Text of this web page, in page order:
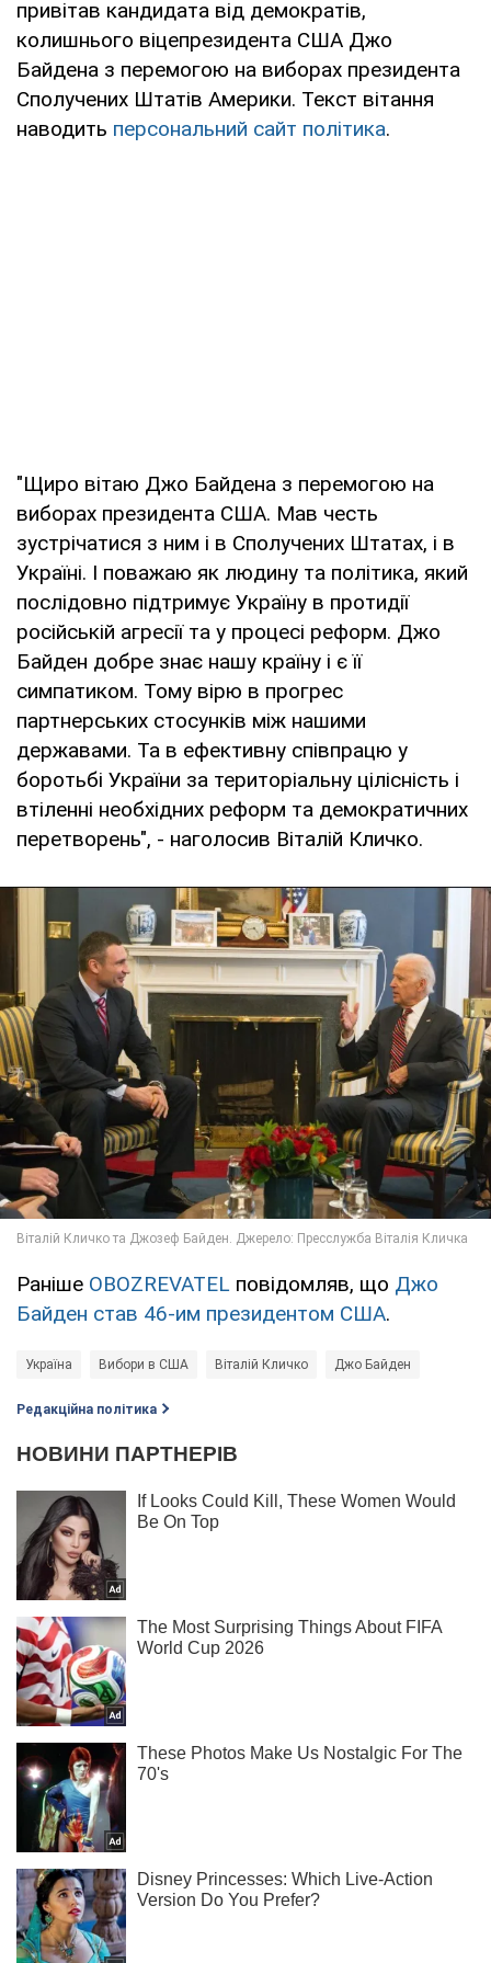
привітав кандидата від демократів,
колишнього віцепрезидента США Джо
Байдена з перемогою на виборах президента
Сполучених Штатів Америки. Текст вітання
наводить персональний сайт політика.
"Щиро вітаю Джо Байдена з перемогою на
виборах президента США. Мав честь
зустрічатися з ним і в Сполучених Штатах, і в
Україні. І поважаю як людину та політика, який
послідовно підтримує Україну в протидії
російській агресії та у процесі реформ. Джо
Байден добре знає нашу країну і є її
симпатиком. Тому вірю в прогрес
партнерських стосунків між нашими
державами. Та в ефективну співпрацю у
боротьбі України за територіальну цілісність і
втіленні необхідних реформ та демократичних
перетворень", - наголосив Віталій Кличко.
Раніше OBOZREVATEL повідомляв, що Джо
Байден став 46-им президентом США.
Україна Вибори в США Віталій Кличко Джо Байден
Редакційна політика